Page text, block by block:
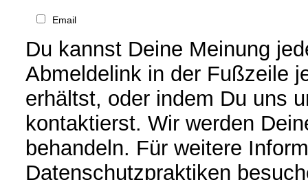
Email
Du kannst Deine Meinung
Abmeldelink in der Fußzeile
erhältst, oder indem Du uns
kontaktierst. Wir werden
behandeln. Für weitere
Datenschutzpraktiken